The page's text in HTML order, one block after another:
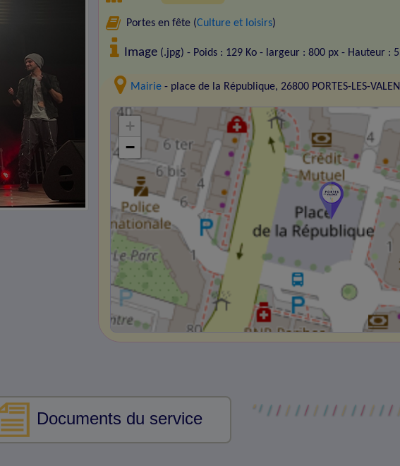
Portes en fête (Culture et loisirs)
Image (.jpg) - Poids : 129 Ko - largeur : 800 px - Hauteur :
Mairie - place de la République, 26800 PORTES-LES-
+
−
Documents du service